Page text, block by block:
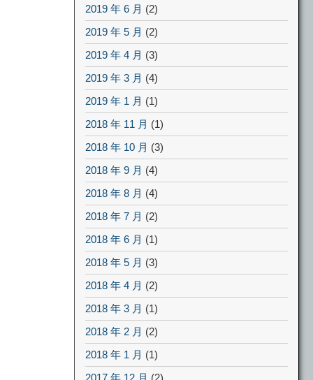
2019 年 6 月 (2)
2019 年 5 月 (2)
2019 年 4 月 (3)
2019 年 3 月 (4)
2019 年 1 月 (1)
2018 年 11 月 (1)
2018 年 10 月 (3)
2018 年 9 月 (4)
2018 年 8 月 (4)
2018 年 7 月 (2)
2018 年 6 月 (1)
2018 年 5 月 (3)
2018 年 4 月 (2)
2018 年 3 月 (1)
2018 年 2 月 (2)
2018 年 1 月 (1)
2017 年 12 月 (2)